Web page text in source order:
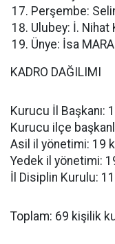
Perşembe:
Ulubey: İ. Nihat
Ünye: İsa
KADRO DAĞILIMI
Kurucu İl Başkanı:
Kurucu ilçe
Asil il yönetimi: 19
Yedek il yönetimi:
İl Disiplin Kurulu:
Toplam: 69 kişilik